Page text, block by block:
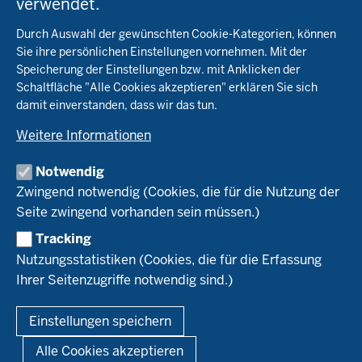
Durch Auswahl der gewünschten Cookie-Kategorien, können
Sie ihre persönlichen Einstellungen vornehmen. Mit der
Speicherung der Einstellungen bzw. mit Anklicken der
Schaltfläche "Alle Cookies akzeptieren" erklären Sie sich
damit einverstanden, dass wir das tun.
Weitere Informationen
Notwendig
Zwingend notwendig (Cookies, die für die Nutzung der
Seite zwingend vorhanden sein müssen.)
Tracking
Nutzungsstatistiken (Cookies, die für die Erfassung
Ihrer Seitenzugriffe notwendig sind.)
Einstellungen speichern
Alle Cookies akzeptieren
Fachinfo
Öko-Modellregionen NRW
Pflanzenbau
Tierhaltung
Markt
Umstellung
Recht
Beratung
Landwirtschaftskammer NRW
Bioland
Naturland
Versuche
Leitbetriebe Ökologischer Landbau
Versuchsbetriebe
WRRL-Modellbetriebe
Kontakte Versuchswesen
Aktuelles
Arbeitsschwerpunkte
Ökoschule in Kleve
Ausbildungsbetriebe
Berufsausbildung
Forschung
Projekte Ökoteam
Forschungsergebnisse
Service
Kontakt
Newsletter
Demonstrationsbetriebe Ökologischer Landbau
Fußzeile
Impressum Datenschutzerklärung